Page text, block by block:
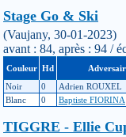
Stage Go & Ski
(Vaujany, 30-01-2023)
avant : 84, après : 94 /
Couleur Hd
Noir
0 Adrien ROUXEL
Blanc
0 Baptiste FIORINA
TIGGRE - Ellie